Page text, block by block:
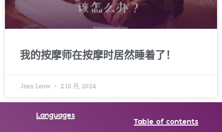
我的按摩师在按摩时居然睡着了！
Jean Leow 2 10 月, 2024
Languages
Table of contents